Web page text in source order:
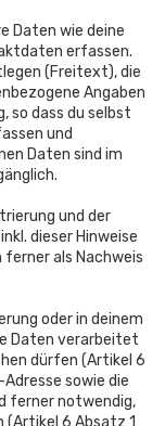
Daten wie deine
erfassen.
(Freitext), die
Angaben
so dass du selbst
und
Daten sind im
und der
dieser Hinweise
als Nachweis
oder in deinem
Daten verarbeitet
dürfen (Artikel 6
sowie die
ferner notwendig,
6 Absatz 1